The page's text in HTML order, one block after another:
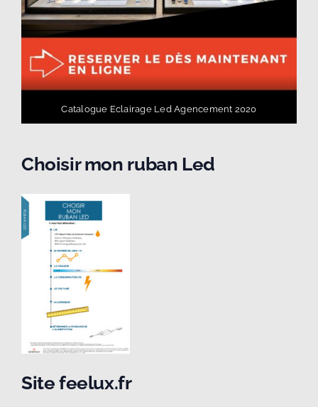
Catalogue Eclairage Led Agencement 2020
Choisir mon ruban Led
Site feelux.fr